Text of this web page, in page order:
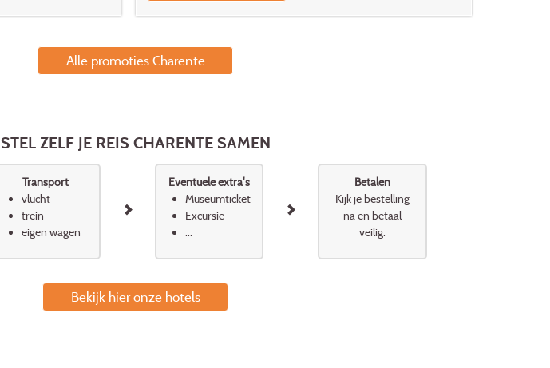
Alle promoties Charente
STEL ZELF JE REIS CHARENTE SAMEN
Transport
vlucht
trein
eigen wagen
Eventuele extra's
Museumticket
Excursie
Betalen
Kijk je bestelling
na en betaal
veilig.
Bekijk hier onze hotels